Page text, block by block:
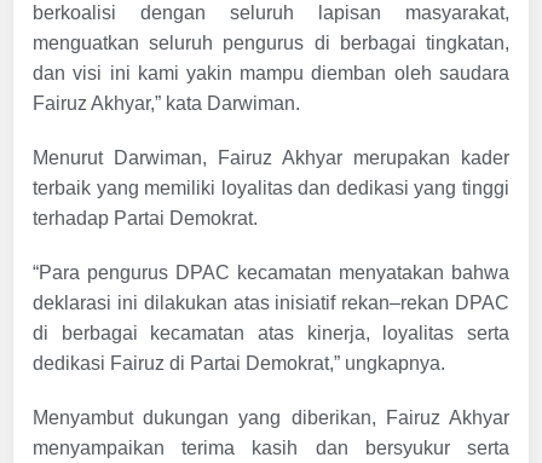
berkoalisi dengan seluruh lapisan masyarakat,
menguatkan seluruh pengurus di berbagai tingkatan,
dan visi ini kami yakin mampu diemban oleh saudara
Fairuz Akhyar,” kata Darwiman.
Menurut Darwiman, Fairuz Akhyar merupakan kader
terbaik yang memiliki loyalitas dan dedikasi yang tinggi
terhadap Partai Demokrat.
“Para pengurus DPAC kecamatan menyatakan bahwa
deklarasi ini dilakukan atas inisiatif rekan–rekan DPAC
di berbagai kecamatan atas kinerja, loyalitas serta
dedikasi Fairuz di Partai Demokrat,” ungkapnya.
Menyambut dukungan yang diberikan, Fairuz Akhyar
menyampaikan terima kasih dan bersyukur serta